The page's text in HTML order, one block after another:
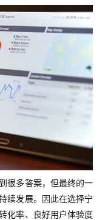
很多答案，但最终的一
续发展。因此在选择宁
化率、良好用户体验度